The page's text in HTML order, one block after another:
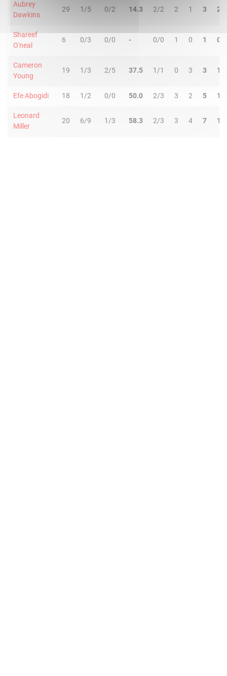
Aubrey
Dawkins
29 1/5 0/2 14.3 2/2 2 1 3 2
Shareef
O'neal
6 0/3 0/0 - 0/0 1 0 1 0
Cameron
Young
19 1/3 2/5 37.5 1/1 0 3 3 1
Efe Abogidi 18 1/2 0/0 50.0 2/3 3 2 5 1
Leonard
Miller
20 6/9 1/3 58.3 2/3 3 4 7 1